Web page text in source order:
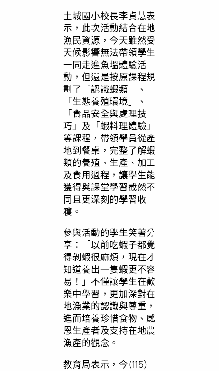
土城國小校長李貞慧表
示，此次活動結合在地
漁民資源，今天雖然受
天候影響無法帶領學生
一同走進魚塭體驗活
動，但還是按原課程規
劃了「認識蝦類」、
「生態養殖環境」、
「食品安全與處理技
巧」及「蝦料理體驗」
等課程，帶領學員從產
地到餐桌，完整了解蝦
類的養殖、生產、加工
及食用過程，讓學生能
獲得與課堂學習截然不
同且更深刻的學習收
穫。
參與活動的學生笑著分
享：「以前吃蝦子都覺
得剝蝦很麻煩，現在才
知道養出一隻蝦更不容
易！」不僅讓學生在歡
樂中學習，更加深對在
地漁業的認識與尊重，
進而培養珍惜食物、感
恩生產者及支持在地農
漁產的觀念。
教育局表示，今(115)